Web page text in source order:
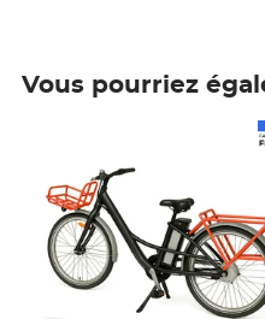
Vous pourriez